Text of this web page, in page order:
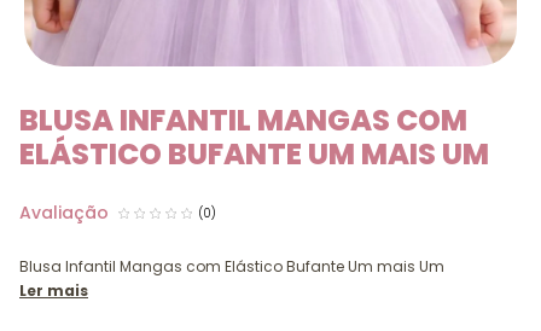
BLUSA INFANTIL MANGAS COM
ELÁSTICO BUFANTE UM MAIS UM
(0)
Blusa Infantil Mangas com Elástico Bufante Um mais Um
Ler mais